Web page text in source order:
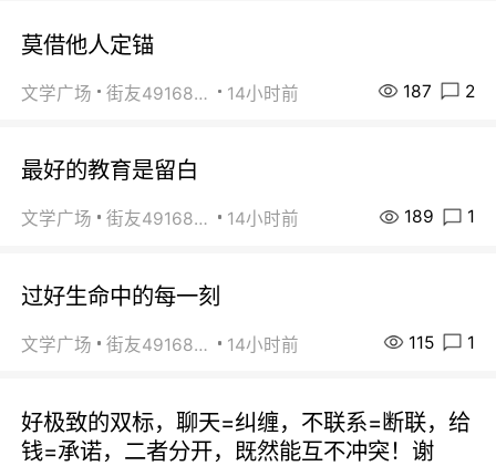
莫借他人定锚
文学广场 街友49168527 14小时前 187 2
最好的教育是留白
文学广场 街友49168527 14小时前 189 1
过好生命中的每一刻
文学广场 街友49168527 14小时前 115 1
好极致的双标，聊天=纠缠，不联系=断联，给
钱=承诺，二者分开，既然能互不冲突！谢